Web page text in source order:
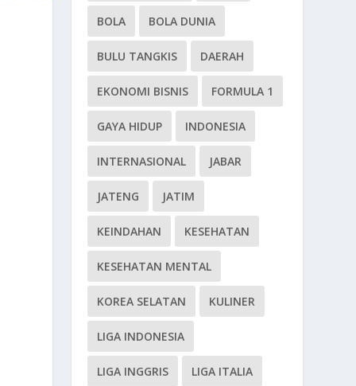
BOLA BOLA DUNIA
BULU TANGKIS DAERAH
EKONOMI BISNIS FORMULA 1
GAYA HIDUP INDONESIA
INTERNASIONAL JABAR
JATENG JATIM
KEINDAHAN KESEHATAN
KESEHATAN MENTAL
KOREA SELATAN KULINER
LIGA INDONESIA
LIGA INGGRIS LIGA ITALIA